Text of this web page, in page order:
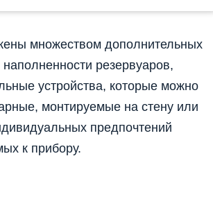
множеством дополнительных
резервуаров,
устройства, которые можно
монтируемые на стену или
предпочтений
к прибору.